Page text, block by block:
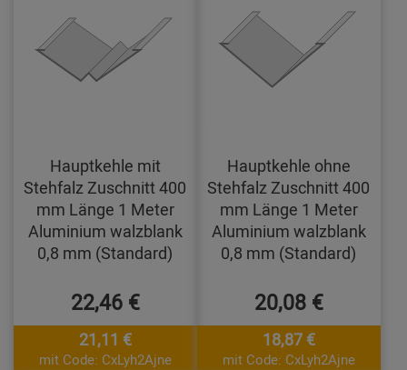
Hauptkehle mit
Stehfalz Zuschnitt 400
mm Länge 1 Meter
Aluminium walzblank
0,8 mm (Standard)
22,46 €
21,11 €
mit Code: CxLyh2Ajne
Hauptkehle ohne
Stehfalz Zuschnitt 400
mm Länge 1 Meter
Aluminium walzblank
0,8 mm (Standard)
20,08 €
18,87 €
mit Code: CxLyh2Ajne